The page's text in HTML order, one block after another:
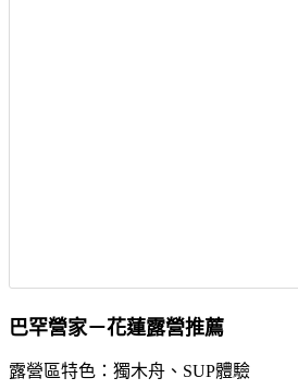
巴罕營家－花蓮露營推薦
露營區特色：獨木舟、SUP體驗